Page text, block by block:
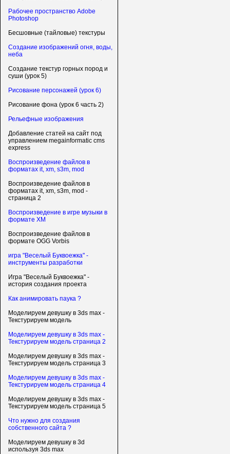
Рабочее пространство Adobe
Photoshop
Бесшовные (тайловые) текстуры
Создание изображений огня, воды,
неба
Создание текстур горных пород и
суши (урок 5)
Рисование персонажей (урок 6)
Рисование фона (урок 6 часть 2)
Рельефные изображения
Добавление статей на сайт под
управлением megainformatic cms
express
Воспроизведение файлов в
форматах it, xm, s3m, mod
Воспроизведение файлов в
форматах it, xm, s3m, mod -
страница 2
Воспроизведение в игре музыки в
формате XM
Воспроизведение файлов в
формате OGG Vorbis
игра "Веселый Буквоежка" -
инструменты разработки
Игра "Веселый Буквоежка" -
история создания проекта
Как анимировать паука ?
Моделируем девушку в 3ds max -
Текстурируем модель
Моделируем девушку в 3ds max -
Текстурируем модель страница 2
Моделируем девушку в 3ds max -
Текстурируем модель страница 3
Моделируем девушку в 3ds max -
Текстурируем модель страница 4
Моделируем девушку в 3ds max -
Текстурируем модель страница 5
Что нужно для создания
собственного сайта ?
Моделируем девушку в 3d
используя 3ds max